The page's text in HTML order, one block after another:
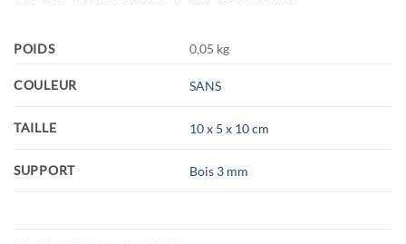
POIDS 0,05 kg
COULEUR SANS
TAILLE 10 x 5 x 10 cm
SUPPORT Bois 3 mm